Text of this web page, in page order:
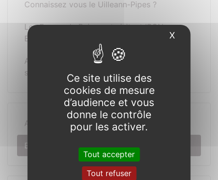
Connaissez vous le Uilleann-Pipes ?
Les Forges de Paimpont visitent IRON
BRIDGE
Agrément Académique pour les visites
scolaires,
Actualités
Evènements
Ce site utilise des
cookies de mesure
d’audience et vous
donne le contrôle
pour les activer.
Tout accepter
Tout refuser
X Masquer